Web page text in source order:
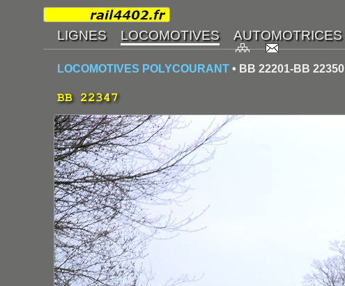
LOCOMOTIVES POLYCOURANT • BB 22201-BB 22350
BB 22347